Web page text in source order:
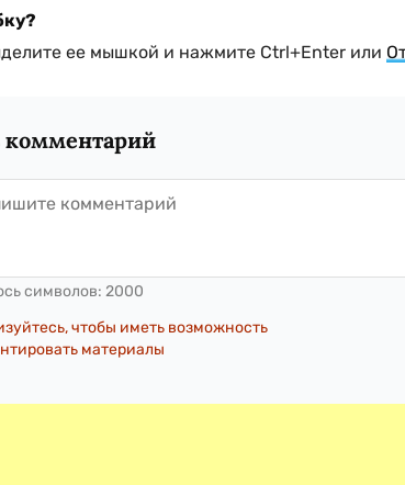
ее мышкой и нажмите Ctrl+Enter или
комментарий
символов: 2000
чтобы иметь возможность
материалы